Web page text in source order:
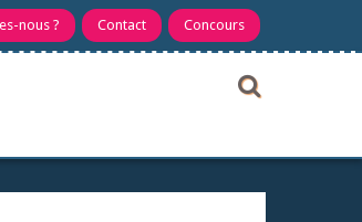
nous ? Contact Concours